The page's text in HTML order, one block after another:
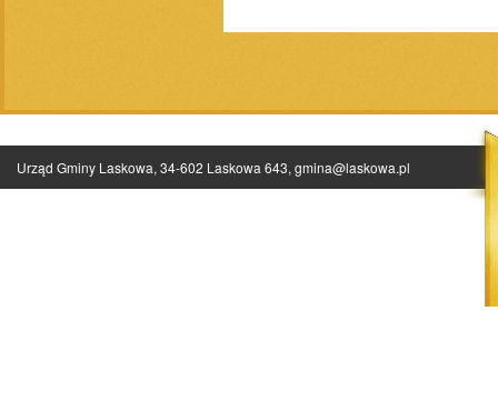
Urząd Gminy Laskowa, 34-602 Laskowa 643, gmina@laskowa.pl